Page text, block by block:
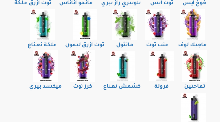
خوخ ايس توت ايس بلوبيري راز بيري مانجو اناناس توت ازرق علكة
ماجيك لوف عنب توت مانثول توت ازرق ليمون علكة نعناع
تفاحتين فرولة كشمش نعناع كرز توت ميكسد بيري